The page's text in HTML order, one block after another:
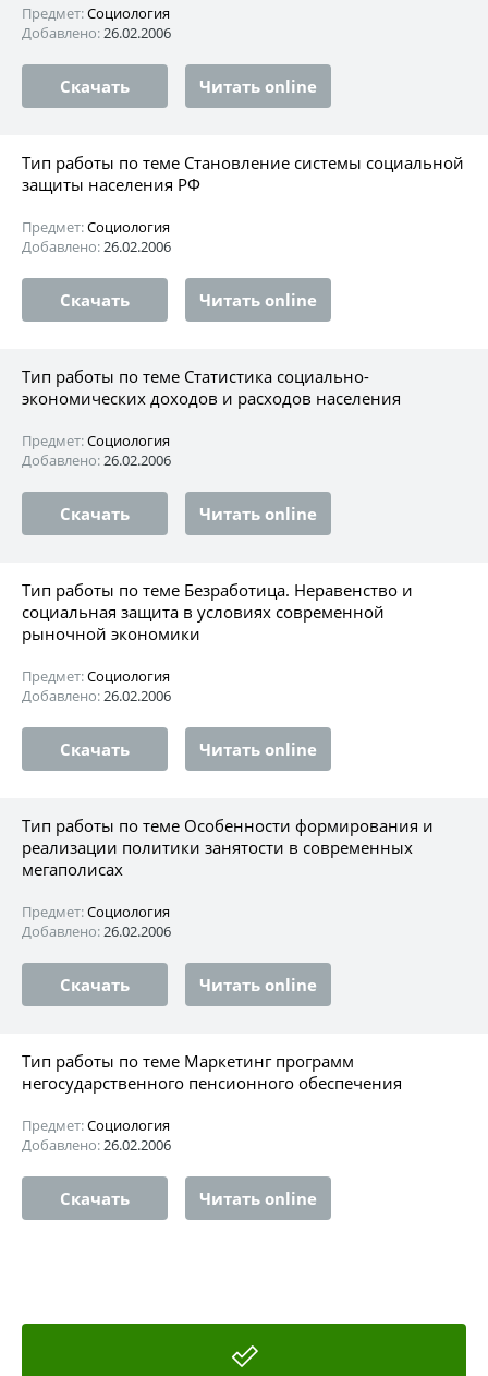
Предмет:Социология
Добавлено:26.02.2006
Скачать Читать online
Тип работы по теме Становление системы социальной
защиты населения РФ
Предмет:Социология
Добавлено:26.02.2006
Скачать Читать online
Тип работы по теме Статистика социально-
экономических доходов и расходов населения
Предмет:Социология
Добавлено:26.02.2006
Скачать Читать online
Тип работы по теме Безработица. Неравенство и
социальная защита в условиях современной
рыночной экономики
Предмет:Социология
Добавлено:26.02.2006
Скачать Читать online
Тип работы по теме Особенности формирования и
реализации политики занятости в современных
мегаполисах
Предмет:Социология
Добавлено:26.02.2006
Скачать Читать online
Тип работы по теме Маркетинг программ
негосударственного пенсионного обеспечения
Предмет:Социология
Добавлено:26.02.2006
Скачать Читать online